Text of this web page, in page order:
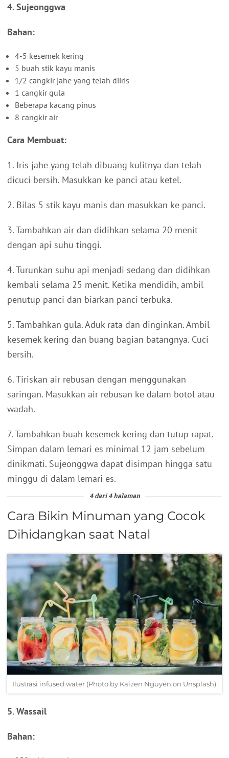
4. Sujeonggwa
Bahan:
4-5 kesemek kering
5 buah stik kayu manis
1/2 cangkir jahe yang telah diiris
1 cangkir gula
Beberapa kacang pinus
8 cangkir air
Cara Membuat:
1. Iris jahe yang telah dibuang kulitnya dan telah
dicuci bersih. Masukkan ke panci atau ketel.
2. Bilas 5 stik kayu manis dan masukkan ke panci.
3. Tambahkan air dan didihkan selama 20 menit
dengan api suhu tinggi.
4. Turunkan suhu api menjadi sedang dan didihkan
kembali selama 25 menit. Ketika mendidih, ambil
penutup panci dan biarkan panci terbuka.
5. Tambahkan gula. Aduk rata dan dinginkan. Ambil
kesemek kering dan buang bagian batangnya. Cuci
bersih.
6. Tiriskan air rebusan dengan menggunakan
saringan. Masukkan air rebusan ke dalam botol atau
wadah.
7. Tambahkan buah kesemek kering dan tutup rapat.
Simpan dalam lemari es minimal 12 jam sebelum
dinikmati. Sujeonggwa dapat disimpan hingga satu
minggu di dalam lemari es.
4 dari 4 halaman
Cara Bikin Minuman yang Cocok
Dihidangkan saat Natal
Ilustrasi infused water (Photo by Kaizen Nguyễn on Unsplash)
5. Wassail
Bahan: